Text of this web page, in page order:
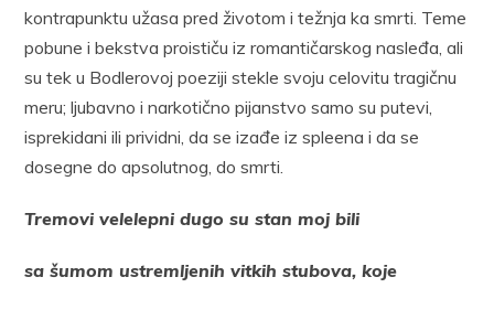
kontrapunktu užasa pred životom i težnja ka smrti. Teme
pobune i bekstva proističu iz romantičarskog nasleđa, ali
su tek u Bodlerovoj poeziji stekle svoju celovitu tragičnu
meru; ljubavno i narkotično pijanstvo samo su putevi,
isprekidani ili prividni, da se izađe iz spleena i da se
dosegne do apsolutnog, do smrti.
Tremovi velelepni dugo su stan moj bili
sa šumom ustremljenih vitkih stubova, koje